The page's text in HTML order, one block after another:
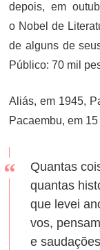
depois, em
o Nobel de
de alguns de
Público: 70 mil
Aliás, em 1945,
Pacaembu, em
Quantas
quantas
que levei
vos,
e